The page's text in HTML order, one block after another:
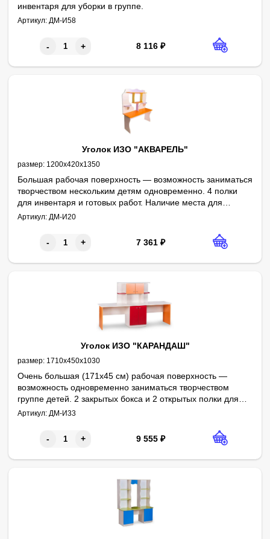
инвентаря для уборки в группе.
Артикул: ДМ-И58
- + 8 116 ₽
Уголок ИЗО "АКВАРЕЛЬ"
размер: 1200х420х1350
Большая рабочая поверхность — возможность заниматься
творчеством нескольким детям одновременно. 4 полки
для инвентаря и готовых работ. Наличие места для
размещения детских рисунков на задней панели.
Артикул: ДМ-И20
- + 7 361 ₽
Уголок ИЗО "КАРАНДАШ"
размер: 1710х450х1030
Очень большая (171х45 см) рабочая поверхность —
возможность одновременно заниматься творчеством
группе детей. 2 закрытых бокса и 2 открытых полки для
хранения инвентаря. Отсутствие задней стенки на
Артикул: ДМ-И33
- + 9 555 ₽